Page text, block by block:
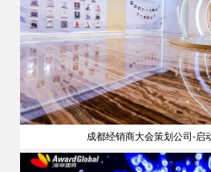
成都经销商大会策划公司-启